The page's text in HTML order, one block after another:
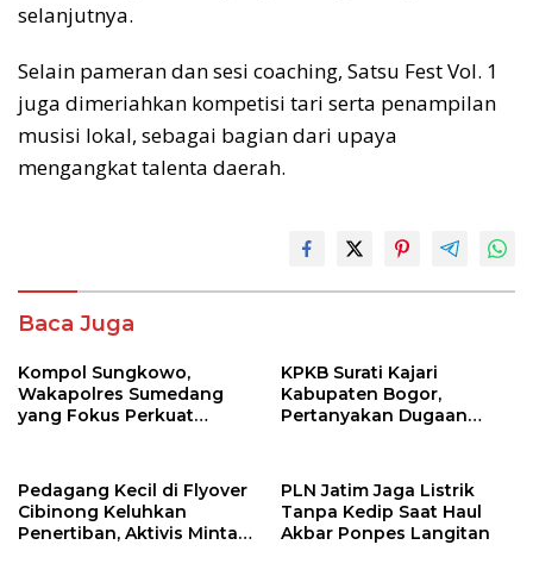
selanjutnya.
Selain pameran dan sesi coaching, Satsu Fest Vol. 1
juga dimeriahkan kompetisi tari serta penampilan
musisi lokal, sebagai bagian dari upaya
mengangkat talenta daerah.
Baca Juga
Kompol Sungkowo,
Wakapolres Sumedang
yang Fokus Perkuat
KPKB Surati Kajari
Kabupaten Bogor,
Pertanyakan Dugaan
Tersangka?
Pedagang Kecil di Flyover
Cibinong Keluhkan
Penertiban, Aktivis Minta
PLN Jatim Jaga Listrik
Tanpa Kedip Saat Haul
Akbar Ponpes Langitan